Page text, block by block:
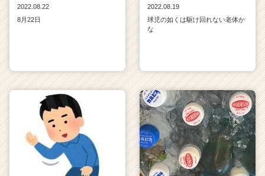
2022.08.22
8月22日
2022.08.19
球児の如くは駆け回れない老体か
な